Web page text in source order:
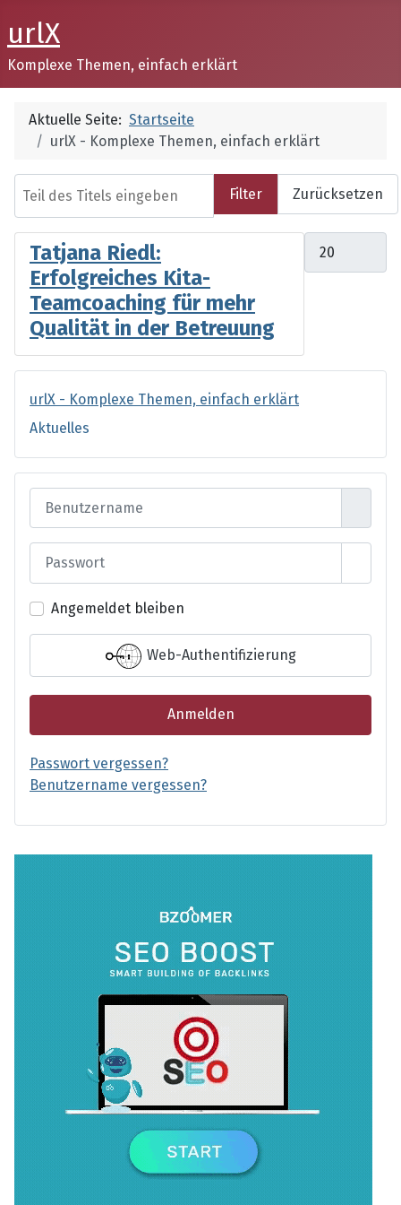
urlX
Komplexe Themen, einfach erklärt
Aktuelle Seite: Startseite
urlX - Komplexe Themen, einfach erklärt
Filter Zurücksetzen
Tatjana Riedl:
Erfolgreiches Kita-
Teamcoaching für mehr
Qualität in der Betreuung
urlX - Komplexe Themen, einfach erklärt
Aktuelles
Angemeldet bleiben
Web-Authentifizierung
Anmelden
Passwort vergessen?
Benutzername vergessen?